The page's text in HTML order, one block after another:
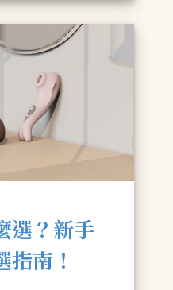
選？新手
南！